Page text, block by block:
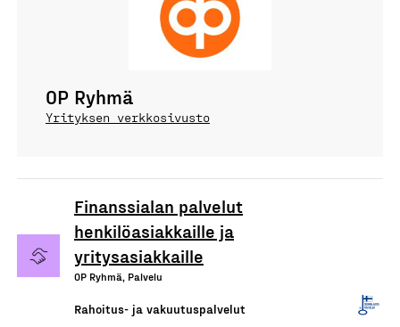
OP Ryhmä
Yrityksen verkkosivusto
Finanssialan palvelut
henkilöasiakkaille ja
yritysasiakkaille
OP Ryhmä, Palvelu
Rahoitus- ja vakuutuspalvelut